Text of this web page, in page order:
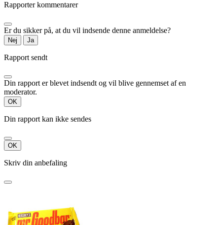
Rapporter kommentarer
Er du sikker på, at du vil indsende denne anmeldelse?
Nej Ja
Rapport sendt
Din rapport er blevet indsendt og vil blive gennemset af en
moderator.
OK
Din rapport kan ikke sendes
OK
Skriv din anbefaling